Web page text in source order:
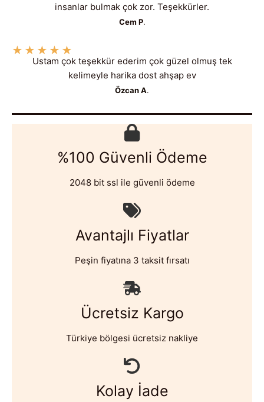
insanlar bulmak çok zor. Teşekkürler.
Cem P.
★ ★ ★ ★ ★
Ustam çok teşekkür ederim çok güzel olmuş tek
kelimeyle harika dost ahşap ev
Özcan A.
%100 Güvenli Ödeme
2048 bit ssl ile güvenli ödeme
Avantajlı Fiyatlar
Peşin fiyatına 3 taksit fırsatı
Ücretsiz Kargo
Türkiye bölgesi ücretsiz nakliye
Kolay İade